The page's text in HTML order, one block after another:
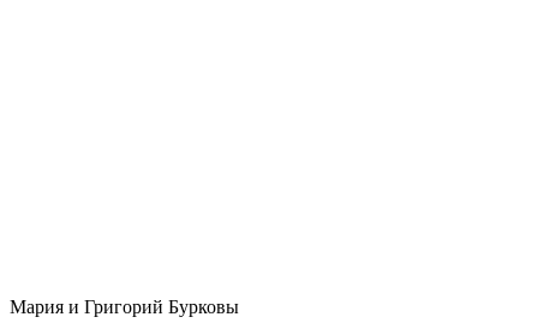
Мария и Григорий Бурковы